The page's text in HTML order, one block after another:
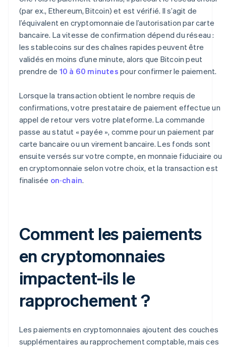
(par ex., Ethereum, Bitcoin) et est vérifié. Il s’agit de
l’équivalent en cryptomonnaie de l’autorisation par carte
bancaire. La vitesse de confirmation dépend du réseau :
les stablecoins sur des chaînes rapides peuvent être
validés en moins d’une minute, alors que Bitcoin peut
prendre de 10 à 60 minutes pour confirmer le paiement.
Lorsque la transaction obtient le nombre requis de
confirmations, votre prestataire de paiement effectue un
appel de retour vers votre plateforme. La commande
passe au statut « payée », comme pour un paiement par
carte bancaire ou un virement bancaire. Les fonds sont
ensuite versés sur votre compte, en monnaie fiduciaire ou
en cryptomonnaie selon votre choix, et la transaction est
finalisée on‑chain.
Comment les paiements
en cryptomonnaies
impactent-ils le
rapprochement ?
Les paiements en cryptomonnaies ajoutent des couches
supplémentaires au rapprochement comptable, mais ces